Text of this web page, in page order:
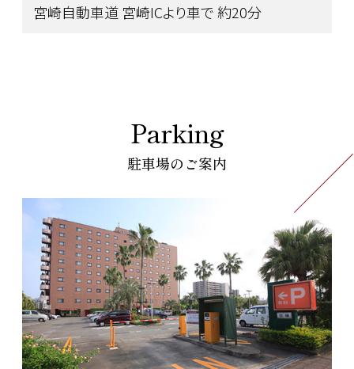
宮崎自動車道 宮崎ICより車で 約20分
Parking
駐車場のご案内